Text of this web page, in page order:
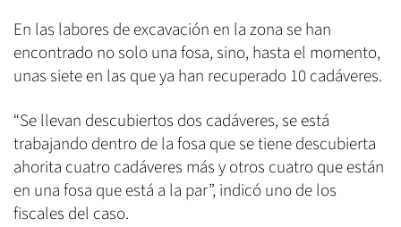
En las labores de excavación en la zona se han
encontrado no solo una fosa, sino, hasta el momento,
unas siete en las que ya han recuperado 10 cadáveres.
“Se llevan descubiertos dos cadáveres, se está
trabajando dentro de la fosa que se tiene descubierta
ahorita cuatro cadáveres más y otros cuatro que están
en una fosa que está a la par”, indicó uno de los
fiscales del caso.